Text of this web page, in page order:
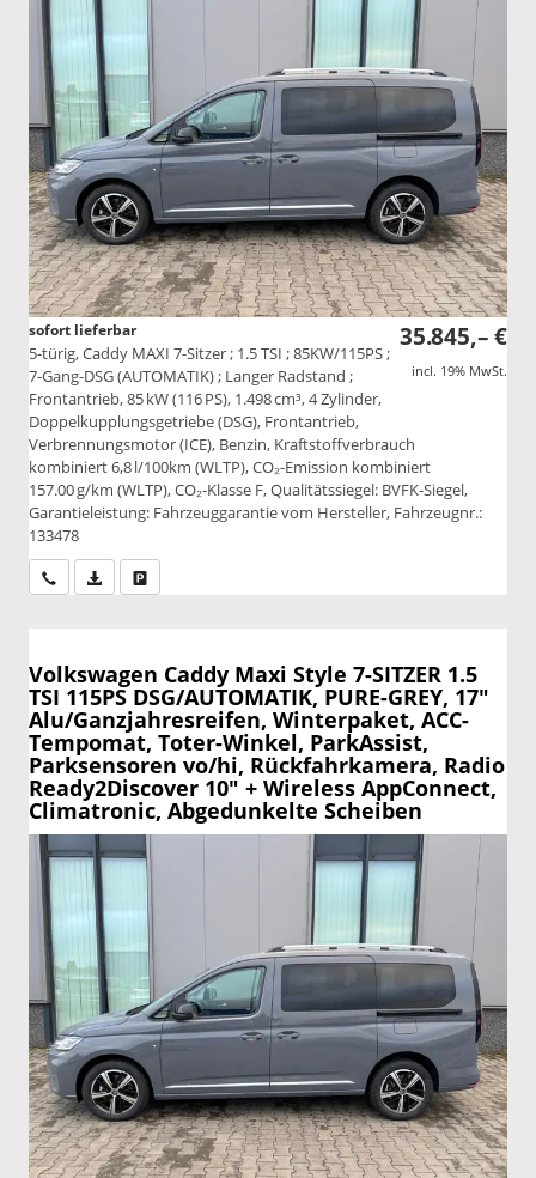
35.845,– €
incl. 19% MwSt.
sofort lieferbar
5-türig, Caddy MAXI 7-Sitzer ; 1.5 TSI ; 85KW/115PS ;
7-Gang-DSG (AUTOMATIK) ; Langer Radstand ;
Frontantrieb, 85 kW (116 PS), 1.498 cm³, 4 Zylinder,
Doppelkupplungsgetriebe (DSG), Frontantrieb,
Verbrennungsmotor (ICE), Benzin, Kraftstoffverbrauch
kombiniert 6,8 l/100km (WLTP), CO₂-Emission kombiniert
157.00 g/km (WLTP), CO₂-Klasse F, Qualitätssiegel: BVFK-Siegel,
Garantieleistung: Fahrzeuggarantie vom Hersteller, Fahrzeugnr.:
133478
Wir rufen Sie anPDF-Datei, Fahrzeugexposé drucken
Volkswagen Caddy Maxi Style 7-SITZER 1.5
TSI 115PS DSG/AUTOMATIK, PURE-GREY, 17"
Alu/Ganzjahresreifen, Winterpaket, ACC-
Tempomat, Toter-Winkel, ParkAssist,
Parksensoren vo/hi, Rückfahrkamera, Radio
Ready2Discover 10" + Wireless AppConnect,
Climatronic, Abgedunkelte Scheiben